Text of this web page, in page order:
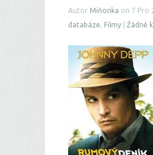
Autor Miňonka on 7 Pro
databáze, Filmy Žádné